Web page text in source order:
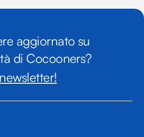
aggiornato su
di Cocooners?